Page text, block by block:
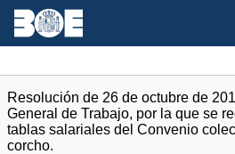
Resolución de 26 de octubre de
General de Trabajo, por la que se
tablas salariales del Convenio
corcho.